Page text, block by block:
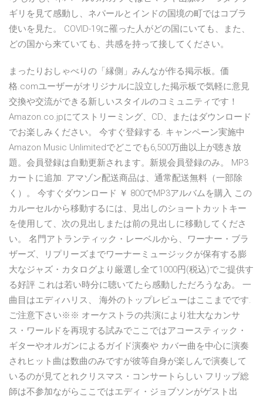
ギリを見て感動し、ネパールとインドの国境の町ではコブラ
使いを見た。 COVID-19に罹った人がどの国にいても、また、
どの国から来ていても、共感を持って接してください。
まったりおしゃべりの「縁側」みんなが作る掲示板。価
格.comユーザーがオリジナルに設立した掲示板で気軽に意見
交換や交流ができる新しいスタイルのコミュニティです！
Amazon.co.jpにてストリーミング、CD、またはダウンロード
でお楽しみください。 今すぐ登録する. キャンペーン実施中
Amazon Music Unlimitedでどこでも6,500万曲以上が聴き放
題。会員登録は自動更新されます。新規会員登録のみ。 MP3
カートに追加. アマゾン配送商品は、通常配送無料（一部除
く）。 今すぐダウンロード ￥ 800でMP3アルバムを購入 この
カルーセルから移動するには、見出しのショートカットキー
を使用して、次の見出しまたは前の見出しに移動してくださ
い。 名門アトランティック・レーベルから、ワーナー・ブラ
ザーズ、リプリーズまでワーナーミュージックが保有する膨
大なジャズ・カタログより厳選し全て1000円(税込)でご提供す
る好評 これは若い時分に聴いてたら感動しただろうなあ。 一
曲目はエディハリス、 海外のトップレビューはここまでです.
ご注意下さい※※ オーケストラの共演により壮大なカンサ
ス・ワールドを再現する試みでここではアコースティック・
ギターやオルガンによるガイド演奏や カバー曲を中心に演奏
されヒット曲は数曲のみですが彼等自身が楽しんで演奏して
いるのが見てとれクリスマス・コンサートらしい フリップ総
師は不参加ながらここではエディ・ジョブソンがゲスト出